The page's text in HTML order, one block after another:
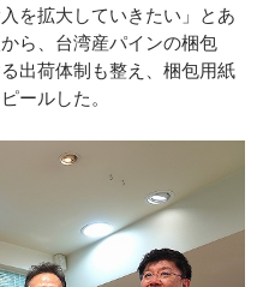
を拡大していきたい」とあ
ら、台湾産パインの梱包
出荷体制も整え、梱包用紙
ールした。